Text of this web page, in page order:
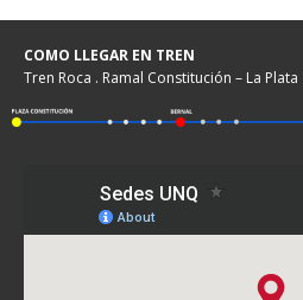
COMO LLEGAR EN TREN
Tren Roca . Ramal Constitución – La Plata